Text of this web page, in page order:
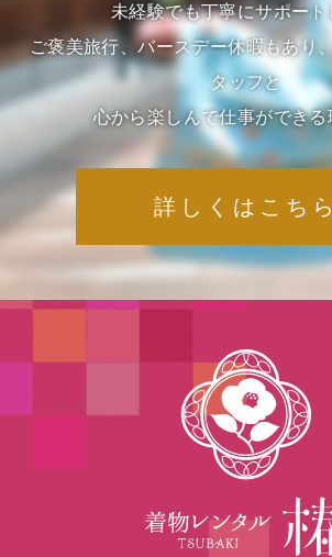
未経験でも丁寧にサポート
ご褒美旅行、バースデー休暇もあり
タッフと
心から楽しんで仕事ができる
詳しくはこちら